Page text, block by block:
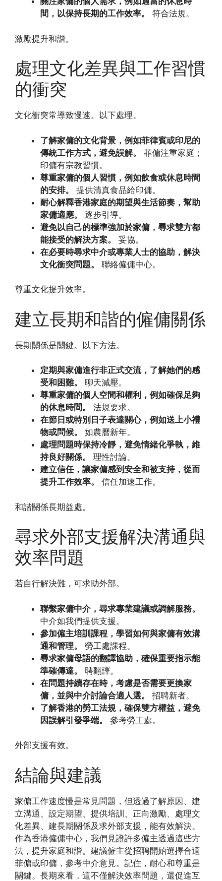
間，以保持長期的工作效率。
符合法規。
激勵提升和諧。
處理文化差異與工作習慣
的衝突
文化衝突常導致慢速。以下處理。
了解家傭的文化背景，例如菲律賓或印尼的
傳統工作方式，避免誤解。
菲傭注重家庭；
印傭有宗教習慣。
尊重家傭的個人習慣，例如飲食或休息時間
的安排。
提供清真食品給印傭。
耐心解釋香港家庭的期望與生活節奏，幫助
家傭適應。
逐步引導。
避免以自己的標準強加於家傭，尋求雙方都
能接受的解決方案。
妥協。
在必要時尋求中介或專業人士的協助，解決
文化衝突問題。
聯絡僱傭中心。
尊重文化提升效率。
建立長期和諧的僱傭關係
長期關係是關鍵。以下方法。
定期與家傭進行非正式交流，了解她們的感
受和困難。
聊天減壓。
尊重家傭的個人空間和權利，例如確保足夠
的休息時間。
法規要求。
在節日或特別日子表達關心，例如送上小禮
物或問候。
如農曆新年。
處理問題時保持冷靜，避免情緒化爭執，維
持良好關係。
理性討論。
建立信任，讓家傭感到安全和被支持，從而
提升工作效率。
信任加速工作。
和諧關係長期益處。
尋求外部支援解決溝通與
效率問題
若自行解決難，可求助外部。
聯繫家傭中介，尋求專業建議或調解服務。
中介如我們提供支援。
參加僱主培訓課程，學習如何與家傭有效溝
通和管理。
勞工處課程。
尋求家傭母語的翻譯協助，確保重要指示能
準確傳達。
聘翻譯。
在問題持續存在時，考慮是否需要更換家
傭，並與中介討論合適人選。
招聘新者。
了解香港的勞工法規，確保雙方權益，避免
因誤解引發爭端。
參考勞工處。
外部支援有效。
結論與建議
家傭工作速度慢是常見問題，但透過了解原因、建
立溝通、設定期望、提供培訓、正向激勵、處理文
化差異、建長期關係及求外部支援，能有效解決。
作為香港僱傭中心，我們見證許多僱主透過這些方
法，提升家庭和諧。建議僱主從招聘開始選擇合適
菲傭或印傭，參考中介意見。記住，耐心和尊重是
關鍵。長期來看，這不僅解決效率問題，還促進互